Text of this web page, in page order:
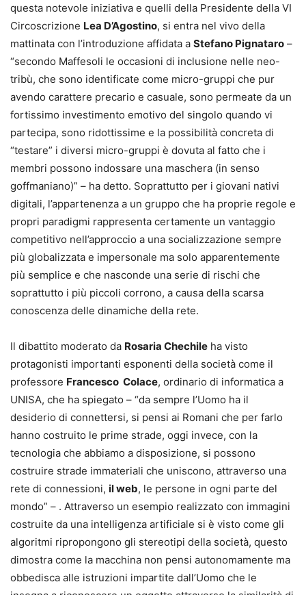
questa notevole iniziativa e quelli della Presidente della VI
Circoscrizione Lea D’Agostino, si entra nel vivo della
mattinata con l’introduzione affidata a Stefano Pignataro –
“secondo Maffesoli le occasioni di inclusione nelle neo-
tribù, che sono identificate come micro-gruppi che pur
avendo carattere precario e casuale, sono permeate da un
fortissimo investimento emotivo del singolo quando vi
partecipa, sono ridottissime e la possibilità concreta di
“testare” i diversi micro-gruppi è dovuta al fatto che i
membri possono indossare una maschera (in senso
goffmaniano)” – ha detto. Soprattutto per i giovani nativi
digitali, l’appartenenza a un gruppo che ha proprie regole e
propri paradigmi rappresenta certamente un vantaggio
competitivo nell’approccio a una socializzazione sempre
più globalizzata e impersonale ma solo apparentemente
più semplice e che nasconde una serie di rischi che
soprattutto i più piccoli corrono, a causa della scarsa
conoscenza delle dinamiche della rete.
Il dibattito moderato da Rosaria Chechile ha visto
protagonisti importanti esponenti della società come il
professore Francesco Colace, ordinario di informatica a
UNISA, che ha spiegato – “da sempre l’Uomo ha il
desiderio di connettersi, si pensi ai Romani che per farlo
hanno costruito le prime strade, oggi invece, con la
tecnologia che abbiamo a disposizione, si possono
costruire strade immateriali che uniscono, attraverso una
rete di connessioni, il web, le persone in ogni parte del
mondo” – . Attraverso un esempio realizzato con immagini
costruite da una intelligenza artificiale si è visto come gli
algoritmi ripropongono gli stereotipi della società, questo
dimostra come la macchina non pensi autonomamente ma
obbedisca alle istruzioni impartite dall’Uomo che le